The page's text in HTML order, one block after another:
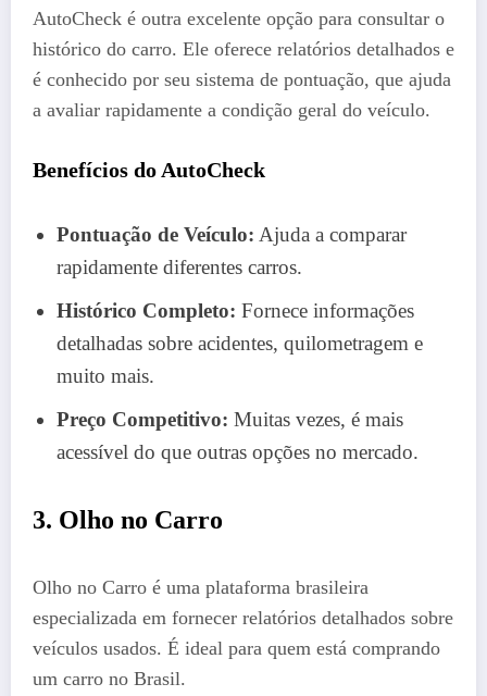
AutoCheck é outra excelente opção para consultar o
histórico do carro. Ele oferece relatórios detalhados e
é conhecido por seu sistema de pontuação, que ajuda
a avaliar rapidamente a condição geral do veículo.
Benefícios do AutoCheck
Pontuação de Veículo: Ajuda a comparar
rapidamente diferentes carros.
Histórico Completo: Fornece informações
detalhadas sobre acidentes, quilometragem e
muito mais.
Preço Competitivo: Muitas vezes, é mais
acessível do que outras opções no mercado.
3. Olho no Carro
Olho no Carro é uma plataforma brasileira
especializada em fornecer relatórios detalhados sobre
veículos usados. É ideal para quem está comprando
um carro no Brasil.